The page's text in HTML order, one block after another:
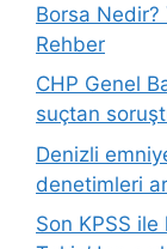
Borsa Nedir?
Rehber
CHP Genel
suçtan
Denizli
denetimleri
Son KPSS